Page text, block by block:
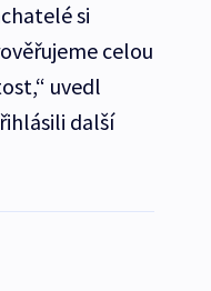
si
celou
uvedl
další